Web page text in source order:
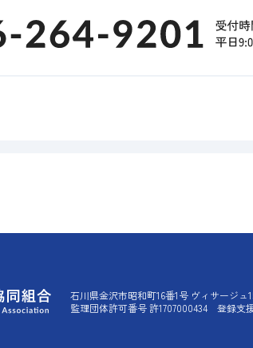
オレオウ・ベトナム事業協同組合
石川県金沢市昭和町16番1号 ヴィサージュ
監理団体許可番号 許1707000434 登録支